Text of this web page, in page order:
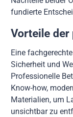
fundierte
Vorteile der
Eine
Sicherheit und
Professionelle
Know-how,
Materialien, um
unsichtbar zu